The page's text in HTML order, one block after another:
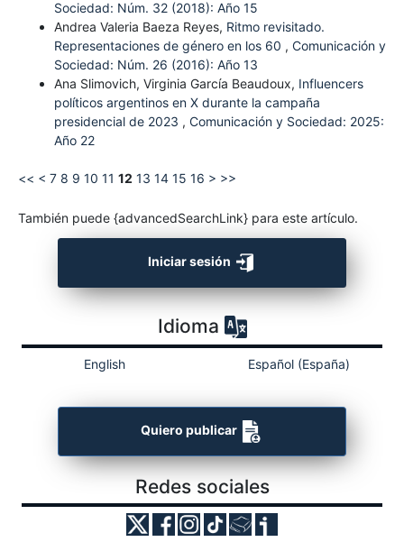
Sociedad: Núm. 32 (2018): Año 15
Andrea Valeria Baeza Reyes, Ritmo revisitado.
Representaciones de género en los 60 , Comunicación y
Sociedad: Núm. 26 (2016): Año 13
Ana Slimovich, Virginia García Beaudoux, Influencers
políticos argentinos en X durante la campaña
presidencial de 2023 , Comunicación y Sociedad: 2025:
Año 22
<< < 7 8 9 10 11 12 13 14 15 16 > >>
También puede {advancedSearchLink} para este artículo.
Iniciar sesión
Idioma
English Español (España)
Quiero publicar
Redes sociales